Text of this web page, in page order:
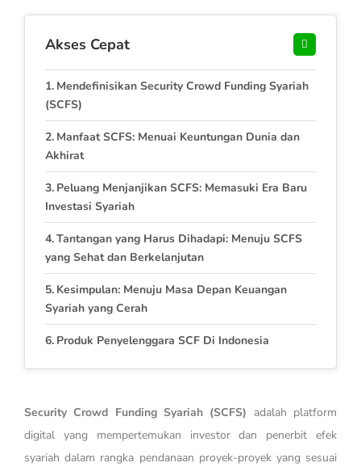
Akses Cepat
Mendefinisikan Security Crowd Funding Syariah
(SCFS)
Manfaat SCFS: Menuai Keuntungan Dunia dan
Akhirat
Peluang Menjanjikan SCFS: Memasuki Era Baru
Investasi Syariah
Tantangan yang Harus Dihadapi: Menuju SCFS
yang Sehat dan Berkelanjutan
Kesimpulan: Menuju Masa Depan Keuangan
Syariah yang Cerah
Produk Penyelenggara SCF Di Indonesia
Security Crowd Funding Syariah (SCFS) adalah platform
digital yang mempertemukan investor dan penerbit efek
syariah dalam rangka pendanaan proyek-proyek yang sesuai